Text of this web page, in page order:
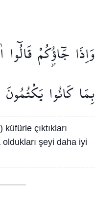
وَاِذَا جَٓاؤُ۫كُمْ قَالُٓوا
بِمَا كَانُوا يَكْتُمُونَ
çıktıkları
şeyi daha iyi